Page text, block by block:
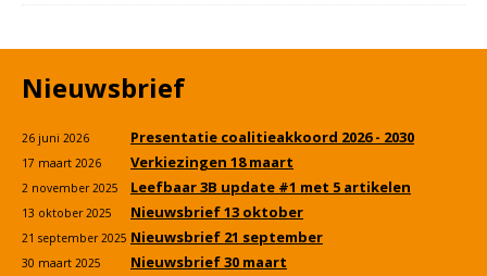
Nieuwsbrief
26 juni 2026 Presentatie coalitieakkoord 2026 - 2030
17 maart 2026 Verkiezingen 18 maart
2 november 2025 Leefbaar 3B update #1 met 5 artikelen
13 oktober 2025 Nieuwsbrief 13 oktober
21 september 2025 Nieuwsbrief 21 september
30 maart 2025 Nieuwsbrief 30 maart